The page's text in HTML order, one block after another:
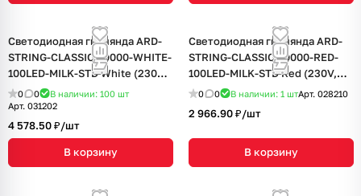
Светодиодная гирлянда ARD-
STRING-CLASSIC-10000-WHITE-
100LED-MILK-STD White (230V,
7W) (Ardecoled, IP65, 1 год)
0 0 В наличии: 100 шт
Арт. 031202
4 578.50 ₽/шт
В корзину
Светодиодная гирлянда ARD-
STRING-CLASSIC-10000-RED-
100LED-MILK-STD Red (230V,
7W) (Ardecoled, IP65, 1 год)
0 0 В наличии: 1 штАрт. 028210
2 966.90 ₽/шт
В корзину